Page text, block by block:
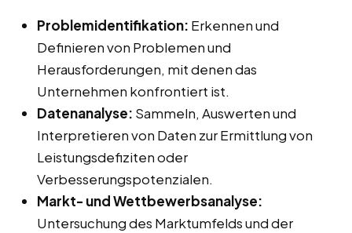
Problemidentifikation: Erkennen und
Definieren von Problemen und
Herausforderungen, mit denen das
Unternehmen konfrontiert ist.
Datenanalyse: Sammeln, Auswerten und
Interpretieren von Daten zur Ermittlung von
Leistungsdefiziten oder
Verbesserungspotenzialen.
Markt- und Wettbewerbsanalyse:
Untersuchung des Marktumfelds und der